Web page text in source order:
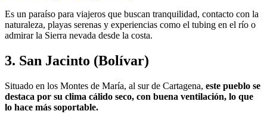
Es un paraíso para viajeros que buscan tranquilidad, contacto con la
naturaleza, playas serenas y experiencias como el tubing en el río o
admirar la Sierra nevada desde la costa.
3. San Jacinto (Bolívar)
Situado en los Montes de María, al sur de Cartagena, este pueblo se
destaca por su clima cálido seco, con buena ventilación, lo que
lo hace más soportable.